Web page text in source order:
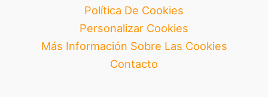
Política De Cookies
Personalizar Cookies
Más Información Sobre Las Cookies
Contacto